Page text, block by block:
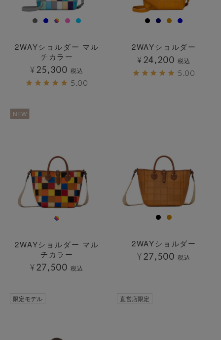
2WAYショルダー マル
チカラー
¥ 25,300 税込
5.00
2WAYショルダー
¥ 24,200 税込
5.00
NEW
2WAYショルダー マル
チカラー
¥ 27,500 税込
2WAYショルダー
¥ 27,500 税込
限定モデル 直営店限定